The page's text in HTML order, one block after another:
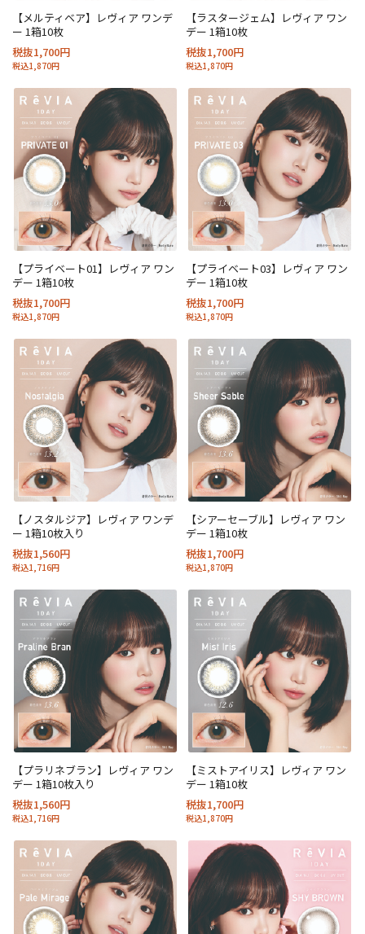
【メルティベア】レヴィア ワンデ
ー 1箱10枚
税抜1,700円
税込1,870円
【ラスタージェム】レヴィア ワン
デー 1箱10枚
税抜1,700円
税込1,870円
【プライベート01】レヴィア ワン
デー 1箱10枚
税抜1,700円
税込1,870円
【プライベート03】レヴィア ワン
デー 1箱10枚
税抜1,700円
税込1,870円
【ノスタルジア】レヴィア ワンデ
ー 1箱10枚入り
税抜1,560円
税込1,716円
【シアーセーブル】レヴィア ワン
デー 1箱10枚
税抜1,700円
税込1,870円
【プラリネブラン】レヴィア ワン
デー 1箱10枚入り
税抜1,560円
税込1,716円
【ミストアイリス】レヴィア ワン
デー 1箱10枚
税抜1,700円
税込1,870円